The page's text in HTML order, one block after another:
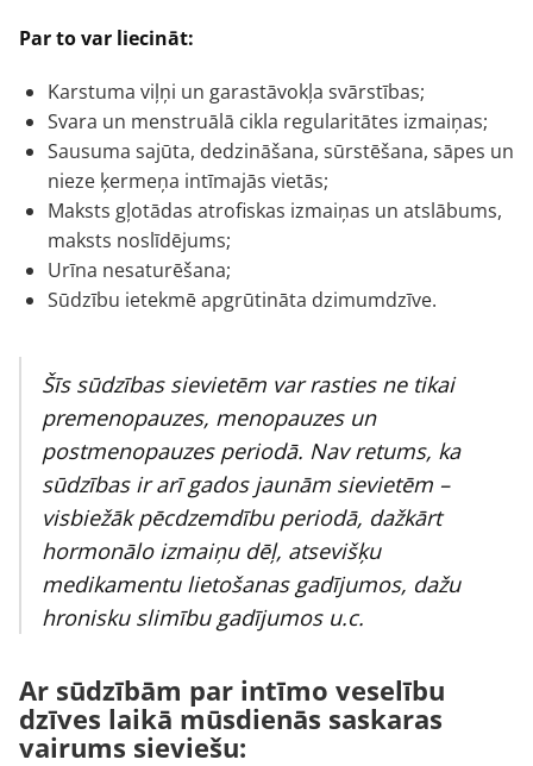
Par to var liecināt:
Karstuma viļņi un garastāvokļa svārstības;
Svara un menstruālā cikla regularitātes izmaiņas;
Sausuma sajūta, dedzināšana, sūrstēšana, sāpes un
nieze ķermeņa intīmajās vietās;
Maksts gļotādas atrofiskas izmaiņas un atslābums,
maksts noslīdējums;
Urīna nesaturēšana;
Sūdzību ietekmē apgrūtināta dzimumdzīve.
Šīs sūdzības sievietēm var rasties ne tikai
premenopauzes, menopauzes un
postmenopauzes periodā. Nav retums, ka
sūdzības ir arī gados jaunām sievietēm –
visbiežāk pēcdzemdību periodā, dažkārt
hormonālo izmaiņu dēļ, atsevišķu
medikamentu lietošanas gadījumos, dažu
hronisku slimību gadījumos u.c.
Ar sūdzībām par intīmo veselību
dzīves laikā mūsdienās saskaras
vairums sieviešu: